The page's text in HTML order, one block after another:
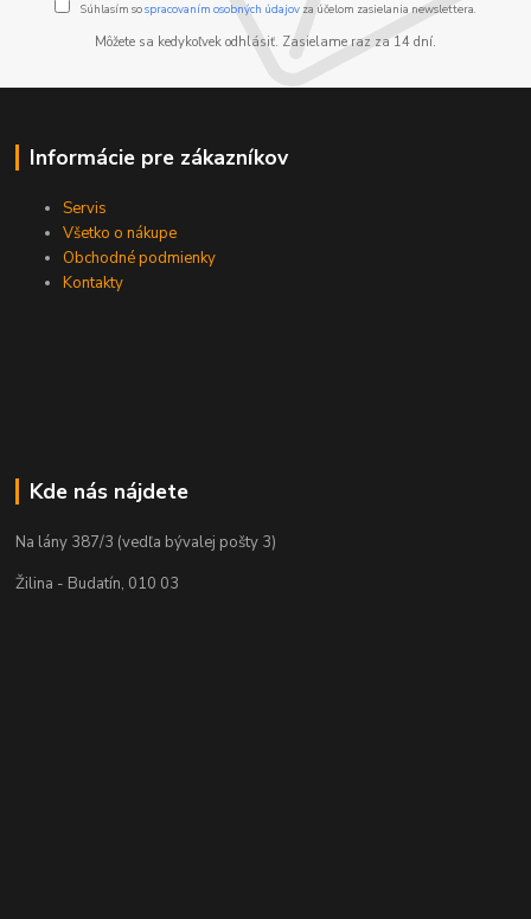
Súhlasím sospracovaním osobných údajov za účelom zasielania newslettera.
Môžete sa kedykoľvek odhlásiť. Zasielame raz za 14 dní.
Informácie pre zákazníkov
Servis
Všetko o nákupe
Obchodné podmienky
Kontakty
Kde nás nájdete
Na lány 387/3 (vedľa bývalej pošty 3)
Žilina - Budatín, 010 03